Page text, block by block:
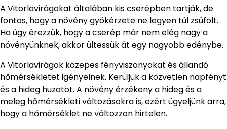
A Vitorlavirágokat általában kis cserépben tartják, de
fontos, hogy a növény gyökérzete ne legyen túl zsúfolt.
Ha úgy érezzük, hogy a cserép már nem elég nagy a
növényünknek, akkor ültessük át egy nagyobb edénybe.
A Vitorlavirágok közepes fényviszonyokat és állandó
hőmérsékletet igényelnek. Kerüljük a közvetlen napfényt
és a hideg huzatot. A növény érzékeny a hideg és a
meleg hőmérsékleti változásokra is, ezért ügyeljünk arra,
hogy a hőmérséklet ne változzon hirtelen.